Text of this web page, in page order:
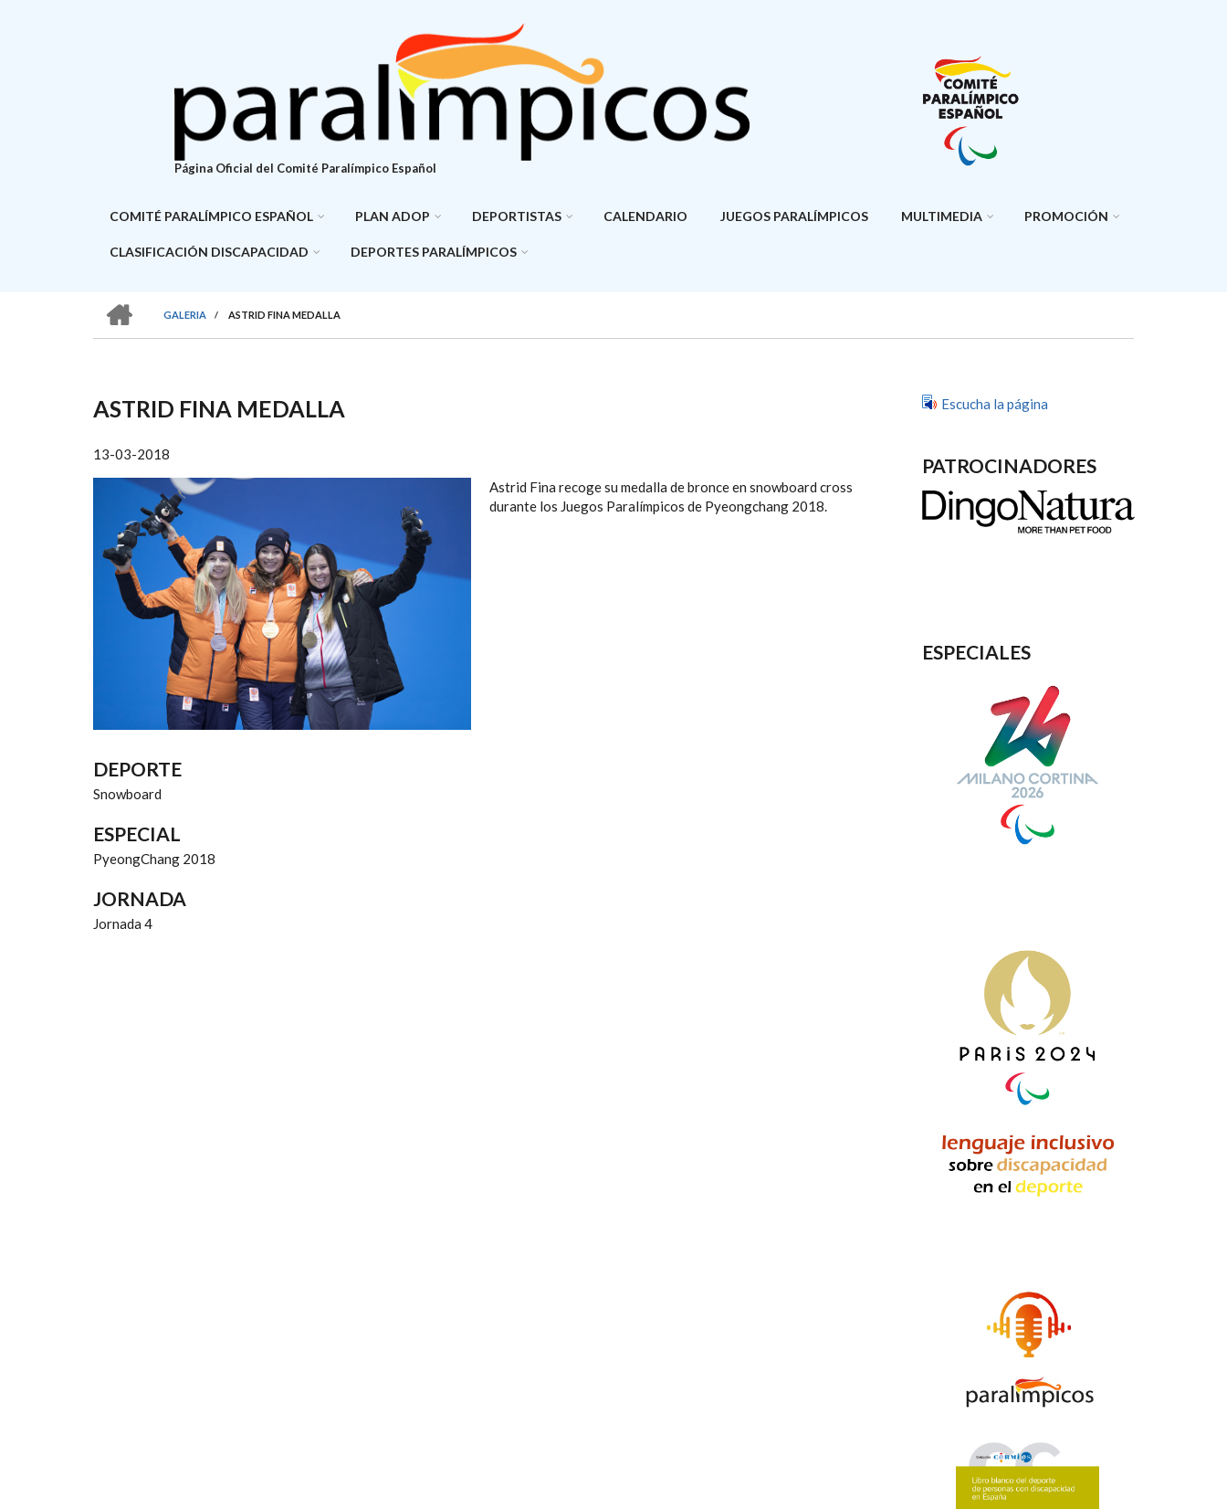
Página Oficial del Comité Paralímpico Español
COMITÉ PARALÍMPICO ESPAÑOL PLAN ADOP DEPORTISTAS CALENDARIO JUEGOS PARALÍMPICOS MULTIMEDIA PROMOCIÓN
CLASIFICACIÓN DISCAPACIDAD DEPORTES PARALÍMPICOS
SOBRESCRIBIR
DE
AYUDA
A
LA
NAVEGACIÓN
GALERIA
/ ASTRID FINA MEDALLA
ASTRID FINA MEDALLA
13-03-2018
Astrid Fina recoge su medalla de bronce en snowboard cross
durante los Juegos Paralímpicos de Pyeongchang 2018.
DEPORTE
Snowboard
ESPECIAL
PyeongChang 2018
JORNADA
Jornada 4
Escucha la página
PATROCINADORES
ESPECIALES